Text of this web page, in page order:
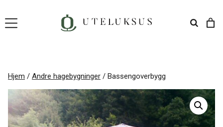
innhold
Hjem / Andre hagebygninger / Bassengoverbygg